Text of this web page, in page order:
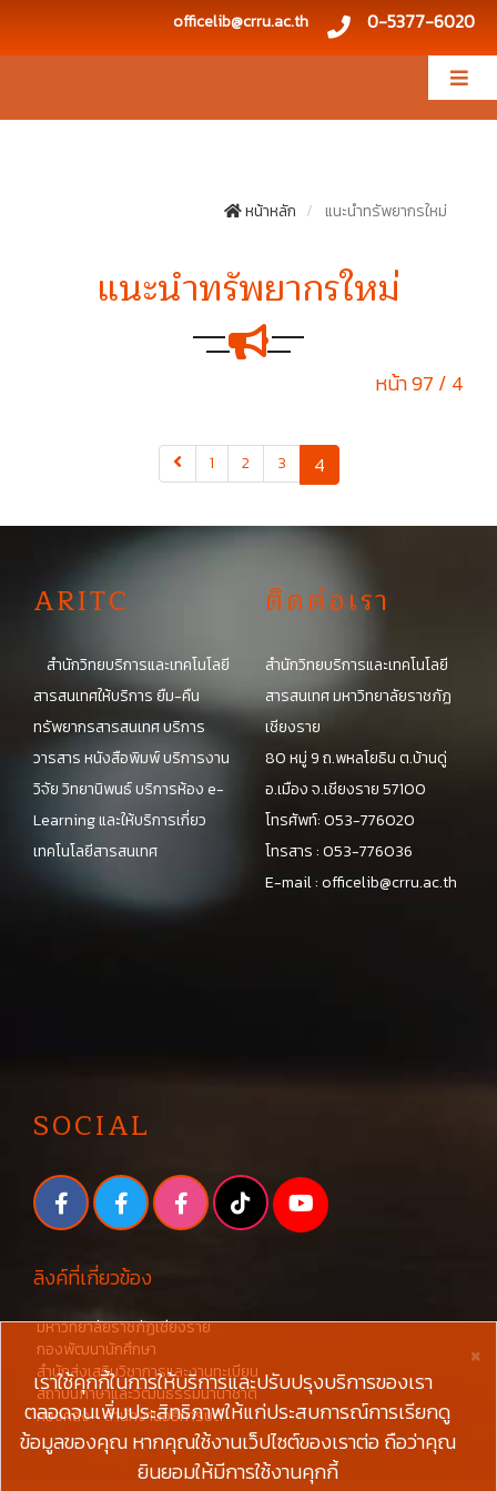
officelib@crru.ac.th 0-5377-6020
หน้าหลัก แนะนำทรัพยากรใหม่
แนะนำทรัพยากรใหม่
หน้า 97 / 4
1 2 3 4(current)
ARITC
สำนักวิทยบริการและเทคโนโลยี
สารสนเทศให้บริการ ยืม-คืน
ทรัพยากรสารสนเทศ บริการ
วารสาร หนังสือพิมพ์ บริการงาน
วิจัย วิทยานิพนธ์ บริการห้อง e-
Learning และให้บริการเกี่ยว
เทคโนโลยีสารสนเทศ
ติดต่อเรา
สำนักวิทยบริการและเทคโนโลยี
สารสนเทศ มหาวิทยาลัยราชภัฏ
เชียงราย
80 หมู่ 9 ถ.พหลโยธิน ต.บ้านดู่
อ.เมือง จ.เชียงราย 57100
โทรศัพท์: 053-776020
โทรสาร : 053-776036
E-mail :officelib@crru.ac.th
SOCIAL
ลิงค์ที่เกี่ยวข้อง
มหาวิทยาลัยราชภัฏเชียงราย
กองพัฒนานักศึกษา
สำนักส่งเสริมวิชาการและงานทะเบียน
สถาบันภาษาและวัฒนธรรมนานาชาติ
กองคลัง - สำนักงานอธิการบดี
×
เราใช้คุกกี้ในการให้บริการและปรับปรุงบริการของเรา
ตลอดจนเพิ่มประสิทธิภาพให้แก่ประสบการณ์การเรียกดู
ข้อมูลของคุณ หากคุณใช้งานเว็ปไซต์ของเราต่อ ถือว่าคุณ
ยินยอมให้มีการใช้งานคุกกี้